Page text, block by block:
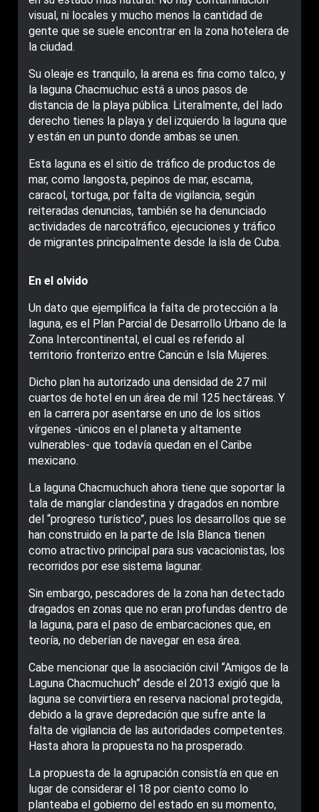
visual, ni locales y mucho menos la cantidad de
gente que se suele encontrar en la zona hotelera de
la ciudad.
Su oleaje es tranquilo, la arena es fina como talco, y
la laguna Chacmuchuc está a unos pasos de
distancia de la playa pública. Literalmente, del lado
derecho tienes la playa y del izquierdo la laguna que
y están en un punto donde ambas se unen.
Esta laguna es el sitio de tráfico de productos de
mar, como langosta, pepinos de mar, escama,
caracol, tortuga, por falta de vigilancia, según
reiteradas denuncias, también se ha denunciado
actividades de narcotráfico, ejecuciones y tráfico
de migrantes principalmente desde la isla de Cuba.
En el olvido
Un dato que ejemplifica la falta de protección a la
laguna, es el Plan Parcial de Desarrollo Urbano de la
Zona Intercontinental, el cual es referido al
territorio fronterizo entre Cancún e Isla Mujeres.
Dicho plan ha autorizado una densidad de 27 mil
cuartos de hotel en un área de mil 125 hectáreas. Y
en la carrera por asentarse en uno de los sitios
vírgenes -únicos en el planeta y altamente
vulnerables- que todavía quedan en el Caribe
mexicano.
La laguna Chacmuchuch ahora tiene que soportar la
tala de manglar clandestina y dragados en nombre
del “progreso turístico”, pues los desarrollos que se
han construido en la parte de Isla Blanca tienen
como atractivo principal para sus vacacionistas, los
recorridos por ese sistema lagunar.
Sin embargo, pescadores de la zona han detectado
dragados en zonas que no eran profundas dentro de
la laguna, para el paso de embarcaciones que, en
teoría, no deberían de navegar en esa área.
Cabe mencionar que la asociación civil “Amigos de la
Laguna Chacmuchuch” desde el 2013 exigió que la
laguna se convirtiera en reserva nacional protegida,
debido a la grave depredación que sufre ante la
falta de vigilancia de las autoridades competentes.
Hasta ahora la propuesta no ha prosperado.
La propuesta de la agrupación consistía en que en
lugar de considerar el 18 por ciento como lo
planteaba el gobierno del estado en su momento,